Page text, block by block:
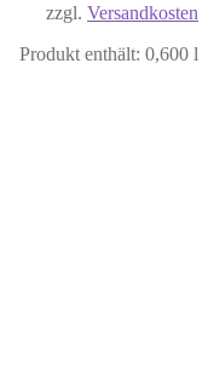
zzgl. Versandkosten
Produkt enthält: 0,600 l